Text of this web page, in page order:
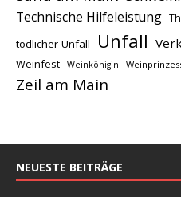
Technische Hilfeleistung
tödlicher Unfall Unfall
Weinfest Weinkönigin
Zeil am Main
NEUESTE BEITRÄGE